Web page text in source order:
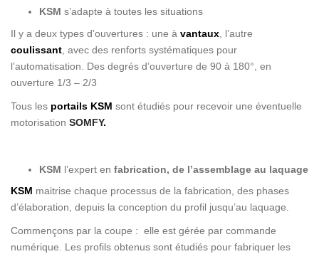
KSM s’adapte à toutes les situations
Il y a deux types d’ouvertures : une à vantaux , l’autre
coulissant , avec des renforts systématiques pour
l’automatisation. Des degrés d’ouverture de 90 à 180°, en
ouverture 1/3 – 2/3
Tous les portails KSM sont étudiés pour recevoir une éventuelle
motorisation SOMFY.
KSM l’expert en fabrication, de l’assemblage au laquage
KSM maitrise chaque processus de la fabrication, des phases
d’élaboration, depuis la conception du profil jusqu’au laquage.
Commençons par la coupe : elle est gérée par commande
numérique. Les profils obtenus sont étudiés pour fabriquer les